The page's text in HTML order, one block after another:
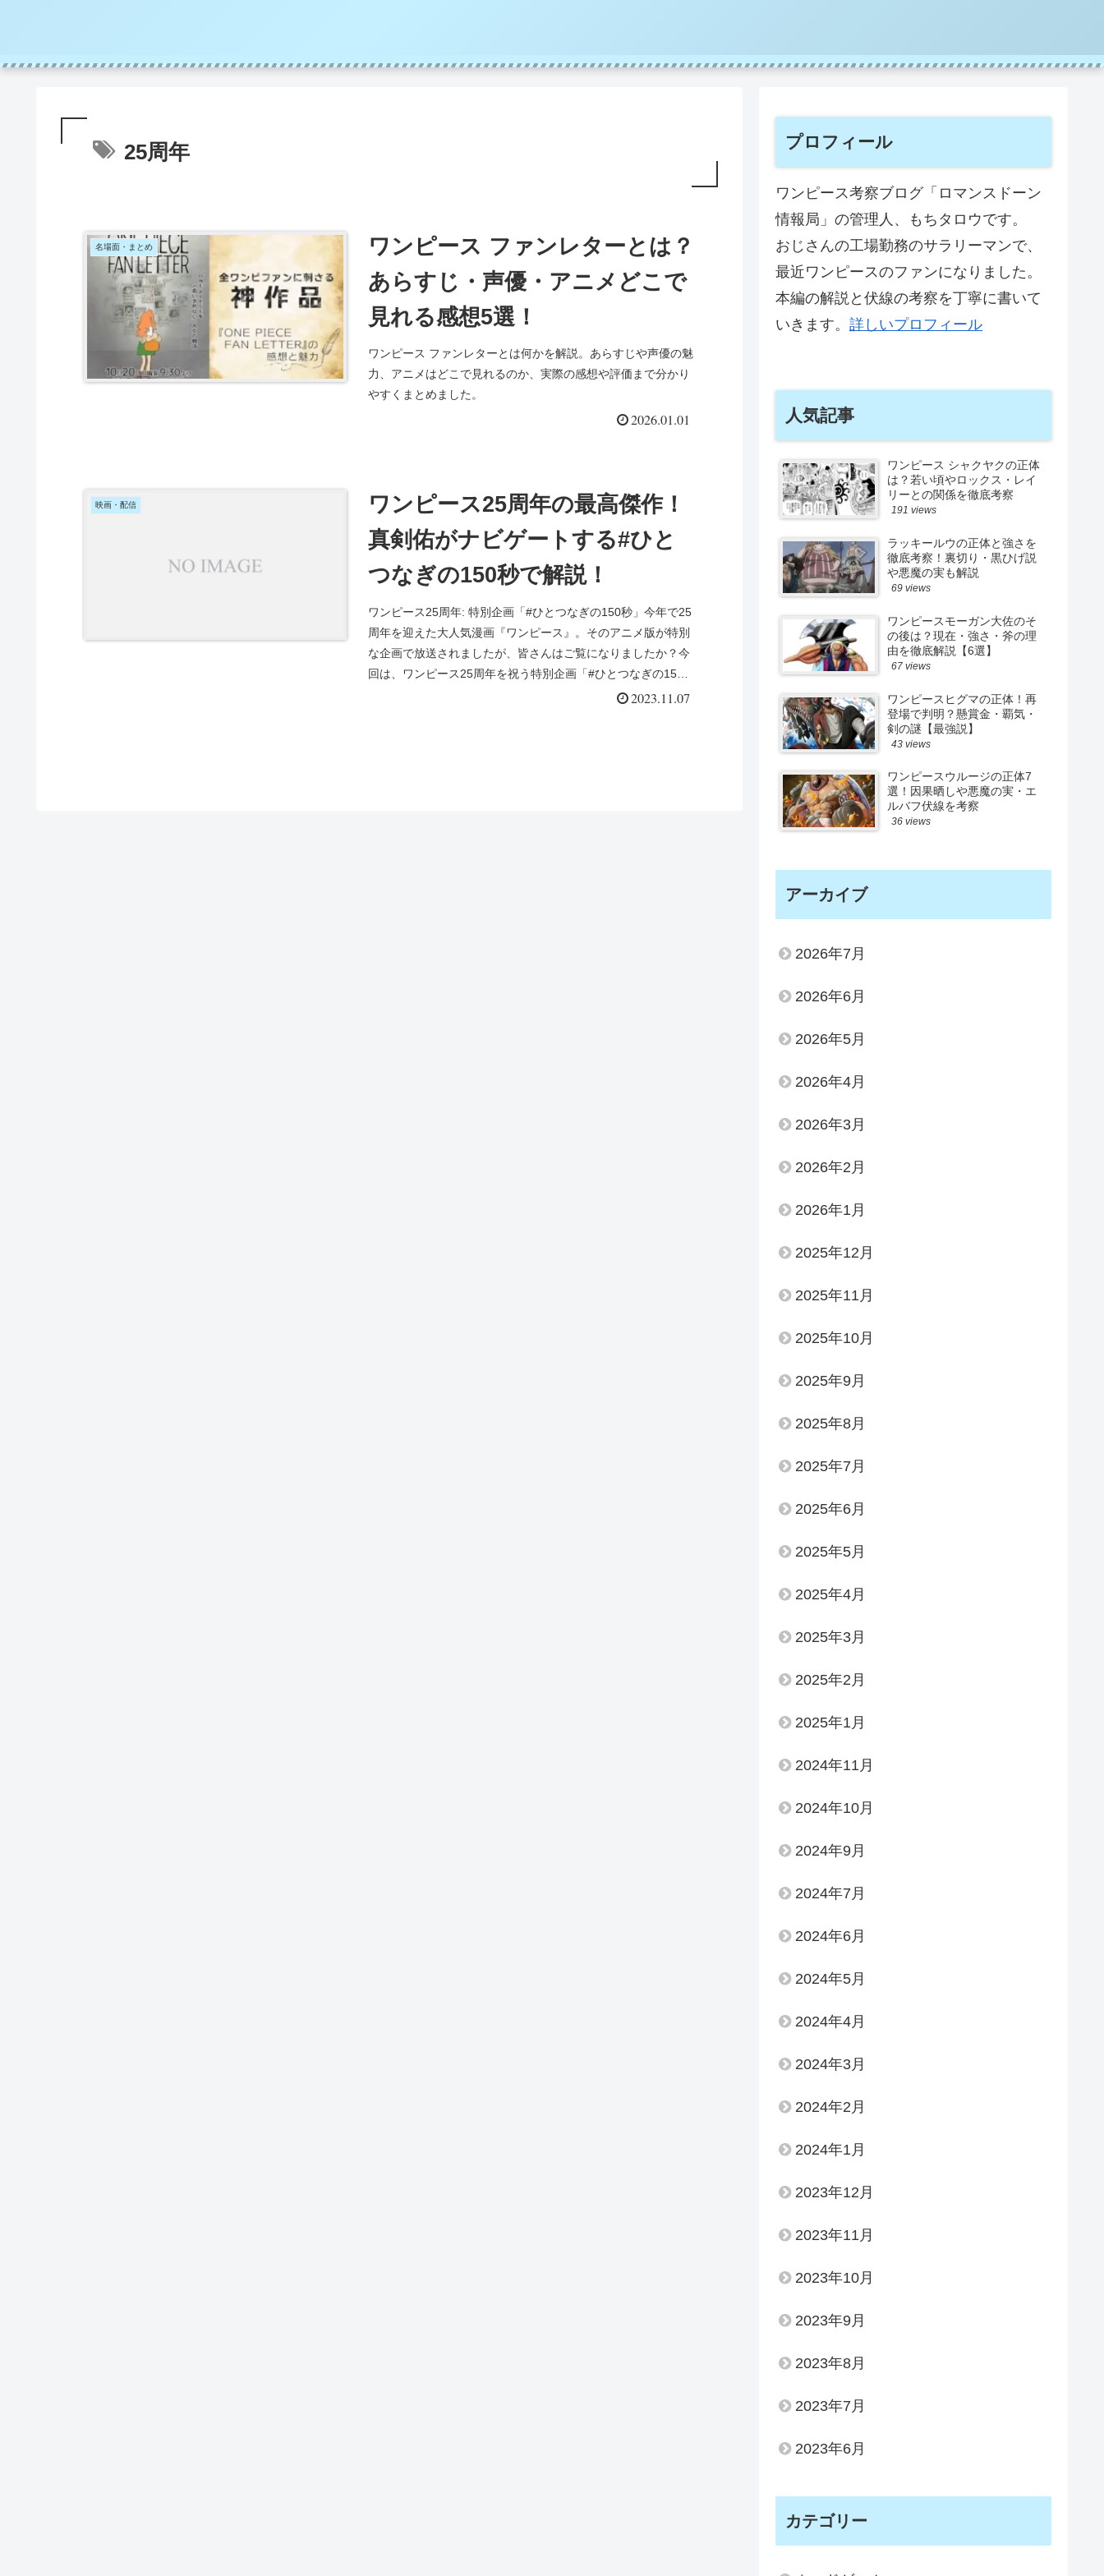
25周年
名場面・まとめ
ワンピース ファンレターとは？
あらすじ・声優・アニメどこで
見れる感想5選！
ワンピース ファンレターとは何かを解説。あらすじや声優の魅
力、アニメはどこで見れるのか、実際の感想や評価まで分かり
やすくまとめました。
2026.01.01
映画・配信
ワンピース25周年の最高傑作！
真剣佑がナビゲートする#ひと
つなぎの150秒で解説！
ワンピース25周年: 特別企画「#ひとつなぎの150秒」今年で25
周年を迎えた大人気漫画『ワンピース』。そのアニメ版が特別
な企画で放送されましたが、皆さんはご覧になりましたか？今
回は、ワンピース25周年を祝う特別企画「#ひとつなぎの150
2023.11.07
プロフィール
ワンピース考察ブログ「ロマンスドーン
情報局」の管理人、もちタロウです。
おじさんの工場勤務のサラリーマンで、
最近ワンピースのファンになりました。
本編の解説と伏線の考察を丁寧に書いて
いきます。 詳しいプロフィール
人気記事
ワンピース シャクヤクの正体
は？若い頃やロックス・レイ
リーとの関係を徹底考察
191 views
ラッキールウの正体と強さを
徹底考察！裏切り・黒ひげ説
や悪魔の実も解説
69 views
ワンピースモーガン大佐のそ
の後は？現在・強さ・斧の理
由を徹底解説【6選】
67 views
ワンピースヒグマの正体！再
登場で判明？懸賞金・覇気・
剣の謎【最強説】
43 views
ワンピースウルージの正体7
選！因果晒しや悪魔の実・エ
ルバフ伏線を考察
36 views
アーカイブ
2026年7月
2026年6月
2026年5月
2026年4月
2026年3月
2026年2月
2026年1月
2025年12月
2025年11月
2025年10月
2025年9月
2025年8月
2025年7月
2025年6月
2025年5月
2025年4月
2025年3月
2025年2月
2025年1月
2024年11月
2024年10月
2024年9月
2024年7月
2024年6月
2024年5月
2024年4月
2024年3月
2024年2月
2024年1月
2023年12月
2023年11月
2023年10月
2023年9月
2023年8月
2023年7月
2023年6月
カテゴリー